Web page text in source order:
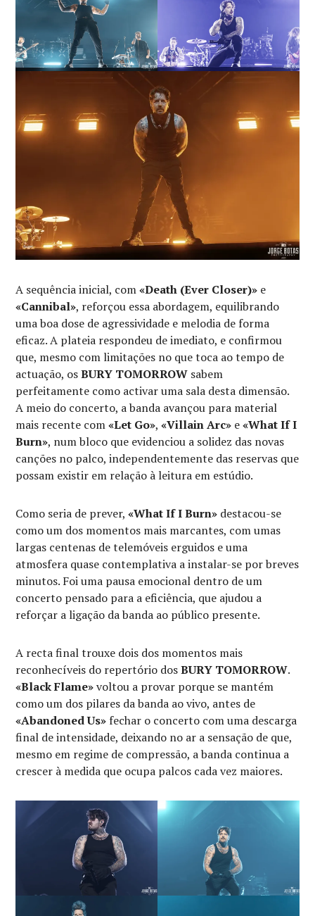
A sequência inicial, com«Death (Ever Closer)» e
«Cannibal», reforçou essa abordagem, equilibrando
uma boa dose de agressividade e melodia de forma
eficaz. A plateia respondeu de imediato, e confirmou
que, mesmo com limitações no que toca ao tempo de
actuação, osBURY TOMORROW sabem
perfeitamente como activar uma sala desta dimensão.
A meio do concerto, a banda avançou para material
mais recente com«Let Go»,«Villain Arc» e«What If I
Burn», num bloco que evidenciou a solidez das novas
canções no palco, independentemente das reservas que
possam existir em relação à leitura em estúdio.
Como seria de prever,«What If I Burn» destacou-se
como um dos momentos mais marcantes, com umas
largas centenas de telemóveis erguidos e uma
atmosfera quase contemplativa a instalar-se por breves
minutos. Foi uma pausa emocional dentro de um
concerto pensado para a eficiência, que ajudou a
reforçar a ligação da banda ao público presente.
A recta final trouxe dois dos momentos mais
reconhecíveis do repertório dosBURY TOMORROW.
«Black Flame»voltou a provar porque se mantém
como um dos pilares da banda ao vivo, antes de
«Abandoned Us» fechar o concerto com uma descarga
final de intensidade, deixando no ar a sensação de que,
mesmo em regime de compressão, a banda continua a
crescer à medida que ocupa palcos cada vez maiores.